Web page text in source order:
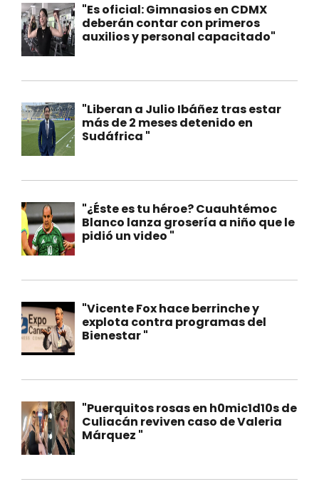
"Es oficial: Gimnasios en CDMX
deberán contar con primeros
auxilios y personal capacitado"
"Liberan a Julio Ibáñez tras estar
más de 2 meses detenido en
Sudáfrica "
"¿Éste es tu héroe? Cuauhtémoc
Blanco lanza grosería a niño que le
pidió un video "
"Vicente Fox hace berrinche y
explota contra programas del
Bienestar "
"Puerquitos rosas en h0mic1d10s de
Culiacán reviven caso de Valeria
Márquez "